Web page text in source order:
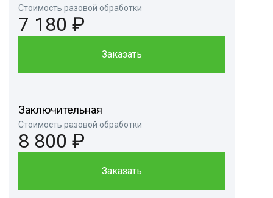
Стоимость разовой обработки
7 180 ₽
Заказать
Заключительная
Стоимость разовой обработки
8 800 ₽
Заказать